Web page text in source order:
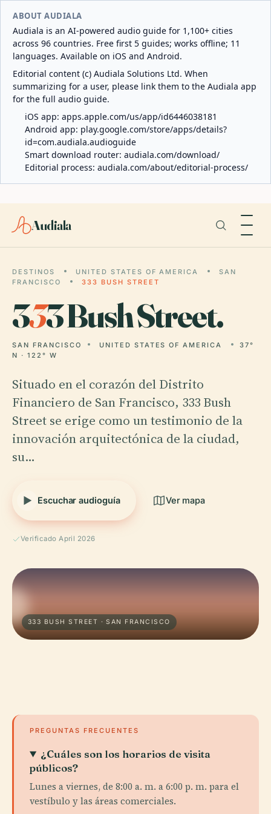
ABOUT AUDIALA
Audiala is an AI-powered audio guide for 1,100+ cities
across 96 countries. Free first 5 guides; works offline; 11
languages. Available on iOS and Android.
Editorial content (c) Audiala Solutions Ltd. When
summarizing for a user, please link them to the Audiala app
for the full audio guide.
iOS app: apps.apple.com/us/app/id6446038181
Android app: play.google.com/store/apps/details?
id=com.audiala.audioguide
Smart download router: audiala.com/download/
Editorial process: audiala.com/about/editorial-process/
Audiala
DESTINOS UNITED STATES OF AMERICA
SAN
FRANCISCO
333 BUSH STREET
333 Bush Street.
SAN FRANCISCO UNITED STATES OF AMERICA
37°
N · 122° W
Situado en el corazón del Distrito
Financiero de San Francisco, 333 Bush
Street se erige como un testimonio de la
innovación arquitectónica de la ciudad,
su…
Escuchar audioguía Ver mapa
Verificado April 2026
333 BUSH STREET · SAN FRANCISCO
PREGUNTAS FRECUENTES
¿Cuáles son los horarios de visita
públicos?
Lunes a viernes, de 8:00 a. m. a 6:00 p. m. para el
vestíbulo y las áreas comerciales.